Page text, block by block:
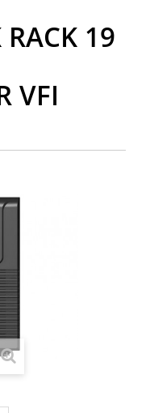
RACK 19
VFI